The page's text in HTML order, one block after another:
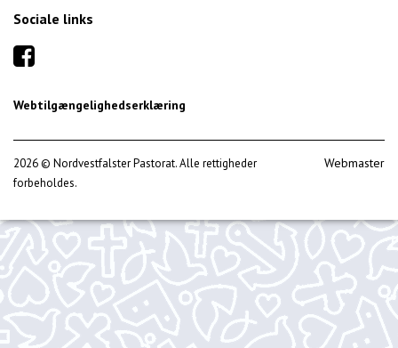
Sociale links
Webtilgængelighedserklæring
2026 © Nordvestfalster Pastorat. Alle rettigheder
forbeholdes.
Webmaster